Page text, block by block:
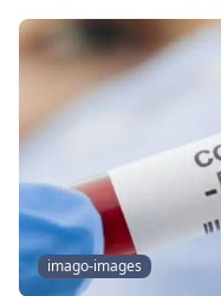
imago-images